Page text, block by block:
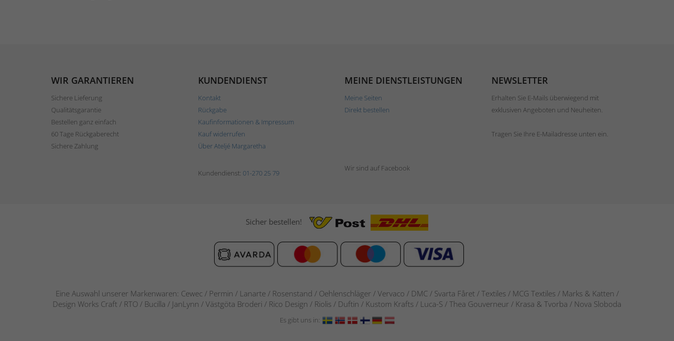
WIR GARANTIEREN
Sichere Lieferung
Qualitätsgarantie
Bestellen ganz einfach
60 Tage Rückgaberecht
Sichere Zahlung
KUNDENDIENST
Kontakt
Rückgabe
Kaufinformationen & Impressum
Kauf widerrufen
Über Ateljé Margaretha
MEINE DIENSTLEISTUNGEN
Meine Seiten
Direkt bestellen
NEWSLETTER
Erhalten Sie E-Mails überwiegend mit
exklusiven Angeboten und Neuheiten.
Tragen Sie Ihre E-Mailadresse unten ein.
Kundendienst: 01-270 25 79
Wir sind auf Facebook
Sicher bestellen!
Eine Auswahl unserer Markenwaren: Cewec / Permin / Lanarte / Rosenstand / Oehlenschläger / Vervaco / DMC / Svarta Fåret / Textiles / MCG Textiles / Marks & Katten /
Design Works Craft / RTO / Bucilla / JanLynn / Västgöta Broderi / Rico Design / Riolis / Duftin / Kustom Krafts / Luca-S / Thea Gouverneur / Krasa & Tvorba / Nova Sloboda
Es gibt uns in: